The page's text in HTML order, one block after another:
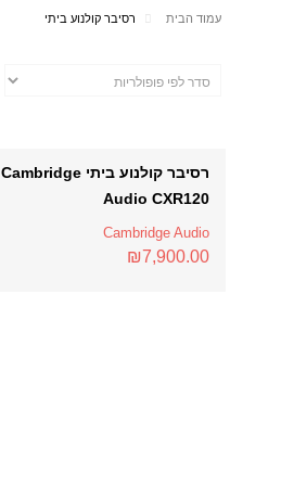
עמוד הבית רסיבר קולנוע ביתי
רסיבר קולנוע ביתי Cambridge
Audio CXR120
Cambridge Audio
₪7,900.00